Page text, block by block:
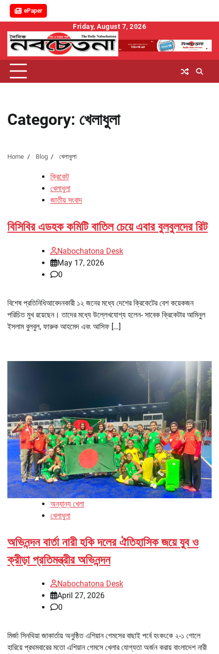
ePaper
content
Friday, August 7, 2026
Category: খেলাধুলা
Home Blog খেলাধুলা
ক্রিকেট
খেলাধুলা
জাতীয় সংবাদ
বিসিবির এডহক কমিটি বাতিল চেয়ে এবার বুলবুলদের রিট
Nabochatona Desk
May 17, 2026
0
বিশেষ প্রতিনিধিআবেদনকারী ১২ জনের মধ্যে দেশের ক্রিকেটের বেশ কয়েকজন
পরিচিত মুখ রয়েছেন। তাদের মধ্যে উল্লেখযোগ্য হলেন- সাবেক ক্রিকেটার আমিনুল
ইসলাম বুলবুল, ফারুক আহমেদ এবং আসিফ […]
অন্যান্য খেলা
খেলাধুলা
অভিনন্দন বার্তা নারী হকি দলের ঐতিহাসিক জয়ে যুব ও
ক্রীড়া প্রতিমন্ত্রীর অভিনন্দন
Nabochatona Desk
April 27, 2026
0
মির্জা সিনথিয়া জাকার্তায় অনুষ্ঠিত এশিয়ান গেমসের বাছাই পর্বে হংকংকে ২-১ গোলে
হারিয়ে প্রথমবারের মতো এশিয়ান গেমসে খেলার যোগ্যতা অর্জন করায় বাংলাদেশ নারী